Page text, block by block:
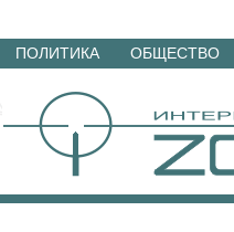
Перейти
материалам
ПОЛИТИКА ОБЩЕСТВО